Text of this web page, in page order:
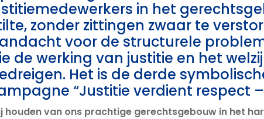
in het
zonder zittingen zwaar te
voor de structurele
de werking van justitie en het
Het is de derde
“Justitie verdient respect
houden van ons prachtige gerechtsgebouw in het